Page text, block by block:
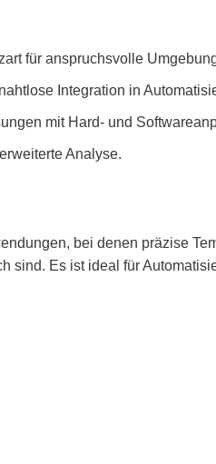
für anspruchsvolle
Integration in
mit Hard- und
Analyse.
bei denen präzise
sind. Es ist ideal für